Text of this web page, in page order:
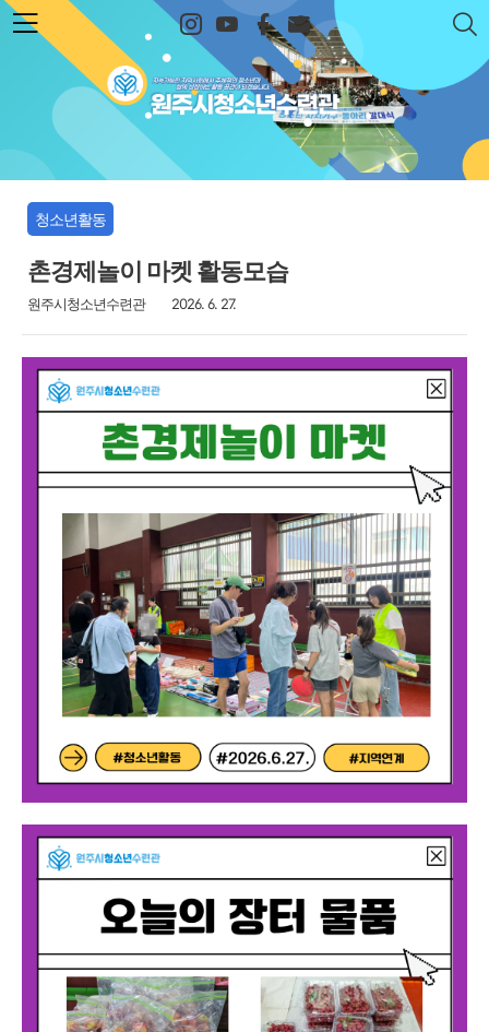
본문 바로가기
원주시청소년수련관
청소년활동
촌경제놀이 마켓 활동모습
원주시청소년수련관 2026. 6. 27.